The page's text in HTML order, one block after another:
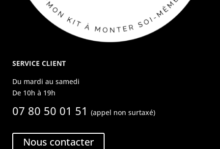
SERVICE CLIENT
Du mardi au samedi
De 10h à 19h
07 80 50 01 51(appel non surtaxé)
Nous contacter